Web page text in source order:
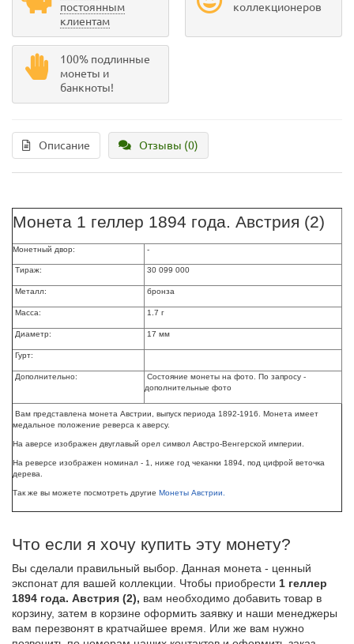
постоянным
клиентам
коллекционеров
100% подлинные
монеты и
банкноты!
Описание Отзывы (0)
Монета 1 геллер 1894 года. Австрия (2)
Монетный двор: -
Тираж: 30 099 000
Металл: бронза
Масса: 1.7 г
Диаметр: 17 мм
Гурт:
Дополнительно:
Состояние монеты на фото. По запросу -
дополнительные фото
Вам представлена монета Австрии, выпуск периода 1892-1916. Монета имеет
медальное положение реверса к аверсу.
На аверсе изображен двуглавый орел символ Австро-Венгерской империи.
На реверсе изображен номинал - 1, ниже год чеканки 1894, под цифрой веточка
дерева.
Так же вы можете посмотреть другие Монеты Австрии.
Что если я хочу купить эту монету?
Вы сделали правильный выбор. Данная монета - ценный
экспонат для вашей коллекции. Чтобы приобрести 1 геллер
1894 года. Австрия (2), вам необходимо добавить товар в
корзину, затем в корзине оформить заявку и наши менеджеры
вам перезвонят в кратчайшее время. Или же вам нужно